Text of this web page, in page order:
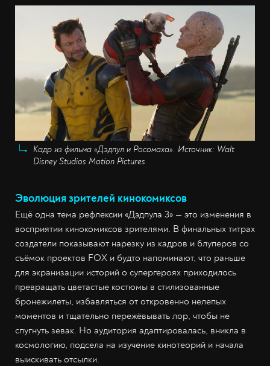
Кадр из фильма «Дэдпул и Росомаха». Источник: Walt
Disney Studios Motion Pictures
Эволюция зрителей кинокомиксов
Ещё одна тема рефлексии «Дэдпула 3» — это изменения в
восприятии кинокомиксов зрителями. В финальных титрах
создатели показывают нарезку из кадров и блуперов со
съёмок проектов FOX и будто напоминают, что раньше
для экранизации историй о супергероях приходилось
превращать цветастые костюмы в стилизованные
бронежилеты, избавляться от откровенно нелепых
моментов и тщательно пережёвывать лор, чтобы не
спугнуть зевак. Но аудитория адаптировалась, вникла в
космологию, подсела на изучение кинотеорий и начала
выискивать отсылки.